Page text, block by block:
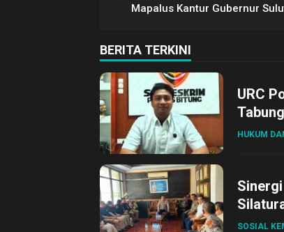
Mapalus Kantur Gubernur
BERITA TERKINI
URC
HUKUM
SOSIAL